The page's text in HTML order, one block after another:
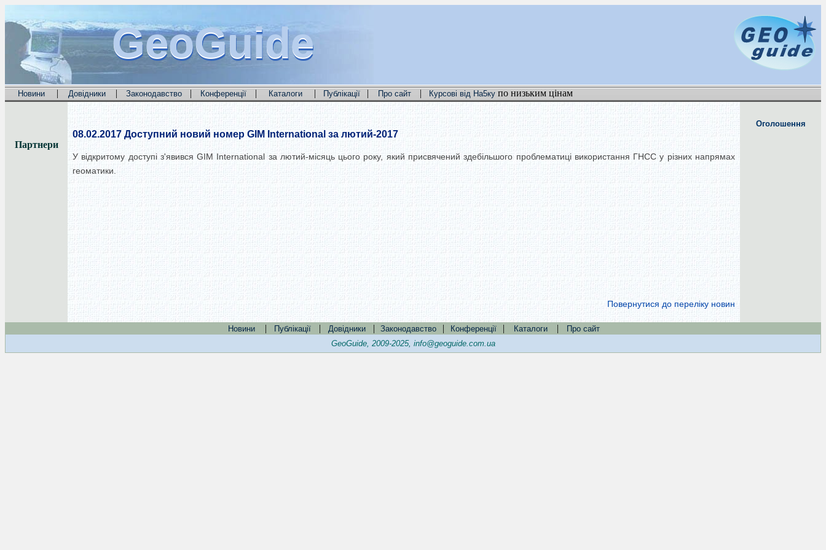
GeoGuide
GeoGuide
GeoGuide
Новини | Довідники | Законодавство | Конференції | Каталоги | Публікації | Про сайт | Курсові від На5ку по низьким цінам
Партнери
08.02.2017 Доступний новий номер GIM International за лютий-2017
У відкритому доступі з'явився GIM International за лютий-місяць цього року, який присвячений здебільшого проблематиці використання ГНСС у різних напрямах
геоматики.
Повернутися до переліку новин
Оголошення
Новини | Публікації | Довідники | Законодавство | Конференції | Каталоги |
Про сайт
GeoGuide, 2009-2025, info@geoguide.com.ua